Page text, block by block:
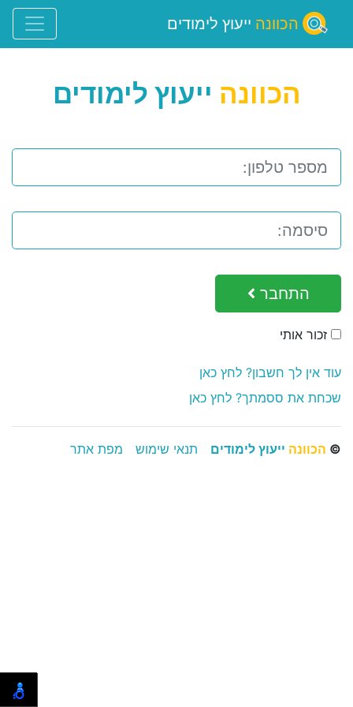
הכוונה ייעוץ לימודים
הכוונה ייעוץ לימודים
התחבר
זכור אותי
עוד אין לך חשבון? לחץ כאן
שכחת את ססמתך? לחץ כאן
© הכוונה ייעוץ לימודים תנאי שימוש מפת אתר